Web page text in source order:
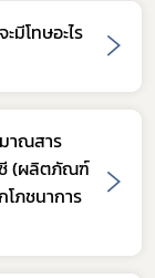
มีโทษอะไร
าณสาร
ซี (ผลิตภัณฑ์
โภชนาการ